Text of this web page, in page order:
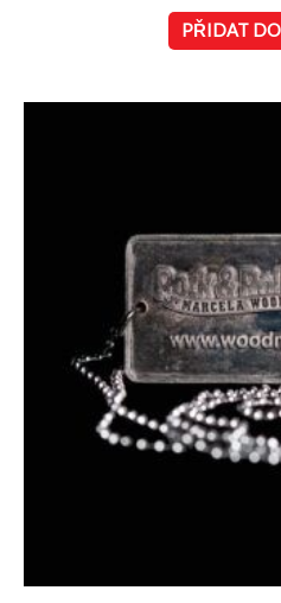
z
5
PŘIDAT